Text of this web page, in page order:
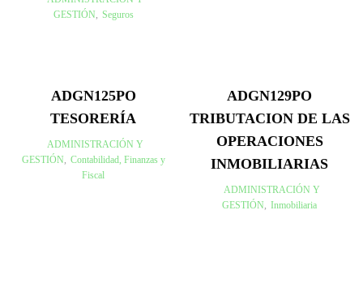
GESTIÓN, Seguros
ADGN125PO
TESORERÍA
ADMINISTRACIÓN Y
GESTIÓN, Contabilidad, Finanzas y
Fiscal
ADGN129PO
TRIBUTACION DE LAS
OPERACIONES
INMOBILIARIAS
ADMINISTRACIÓN Y
GESTIÓN, Inmobiliaria